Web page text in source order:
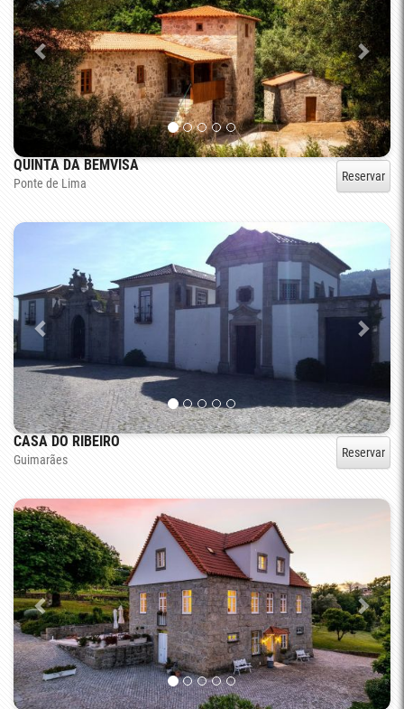
QUINTA DA BEMVISA
Ponte de Lima Reservar
CASA DO RIBEIRO
Guimarães Reservar